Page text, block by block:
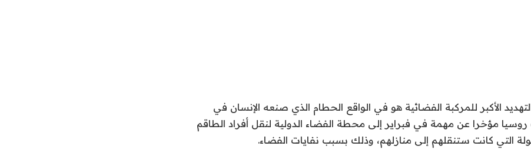
الأكبر للمركبة الفضائية هو في الواقع الحطام الذي صنعه الإنسان في
روسيا مؤخرا عن مهمة في فبراير إلى محطة الفضاء الدولية لنقل أفراد الطاقم
التي كانت ستنقلهم إلى منازلهم، وذلك بسبب نفايات الفضاء.